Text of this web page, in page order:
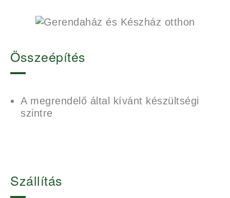
Összeépítés
A megrendelő által kívánt készültségi
szintre
Szállítás